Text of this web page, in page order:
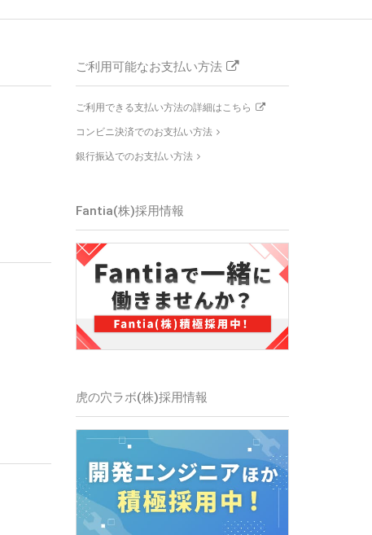
ご利用可能なお支払い方法
ご利用できる支払い方法の詳細はこちら
コンビニ決済でのお支払い方法
銀行振込でのお支払い方法
Fantia(株)採用情報
虎の穴ラボ(株)採用情報